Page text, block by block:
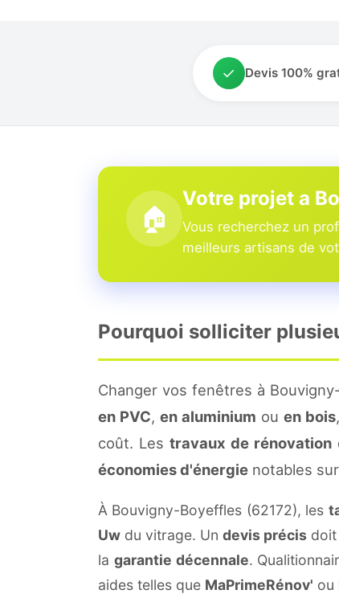
✓ Devis 100%
🏠
Votre projet a
Vous recherchez un
meilleurs artisans de
Pourquoi solliciter
Changer vos fenêtres à
en PVC, en aluminium ou en bois
coût. Les travaux de rénovation
économies d'énergie notables
À Bouvigny-Boyeffles (62172), les
Uw du vitrage. Un devis précis
la garantie décennale.
aides telles que MaPrimeRénov' ou